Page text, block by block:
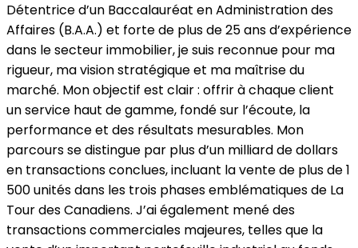
Détentrice d’un Baccalauréat en Administration des
Affaires (B.A.A.) et forte de plus de 25 ans d’expérience
dans le secteur immobilier, je suis reconnue pour ma
rigueur, ma vision stratégique et ma maîtrise du
marché. Mon objectif est clair : offrir à chaque client
un service haut de gamme, fondé sur l’écoute, la
performance et des résultats mesurables. Mon
parcours se distingue par plus d’un milliard de dollars
en transactions conclues, incluant la vente de plus de 1
500 unités dans les trois phases emblématiques de La
Tour des Canadiens. J’ai également mené des
transactions commerciales majeures, telles que la